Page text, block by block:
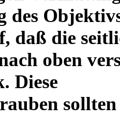
des
daß die
oben
Diese